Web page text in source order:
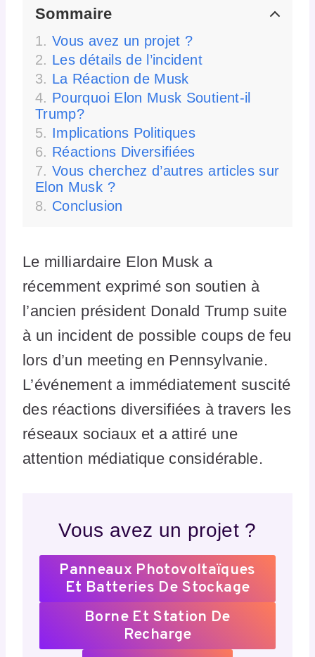
Sommaire
Vous avez un projet ?
Les détails de l’incident
La Réaction de Musk
Pourquoi Elon Musk Soutient-il
Trump?
Implications Politiques
Réactions Diversifiées
Vous cherchez d’autres articles sur
Elon Musk ?
Conclusion
Le milliardaire Elon Musk a
récemment exprimé son soutien à
l’ancien président Donald Trump suite
à un incident de possible coups de feu
lors d’un meeting en Pennsylvanie.
L’événement a immédiatement suscité
des réactions diversifiées à travers les
réseaux sociaux et a attiré une
attention médiatique considérable.
Vous avez un projet ?
Panneaux Photovoltaïques
Et Batteries De Stockage
Borne Et Station De
Recharge